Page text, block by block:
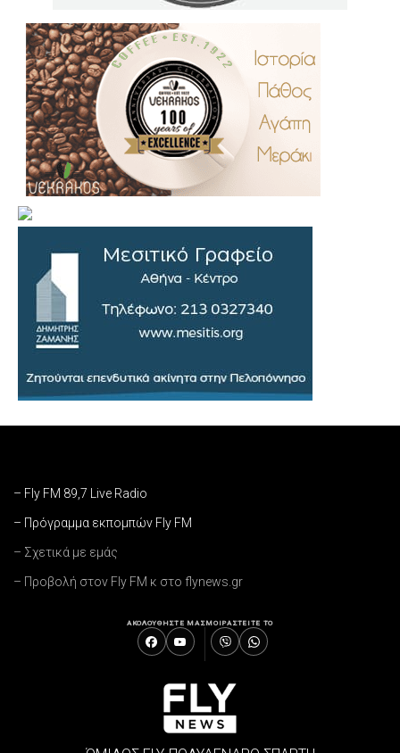
– Fly FM 89,7 Live Radio
– Πρόγραμμα εκπομπών Fly FM
– Σχετικά με εμάς
– Προβολή στον Fly FM κ στο flynews.gr
ΑΚΟΛΟΥΘΗΣΤΕ ΜΑΣΜΟΙΡΑΣΤΕΙΤΕ ΤΟ